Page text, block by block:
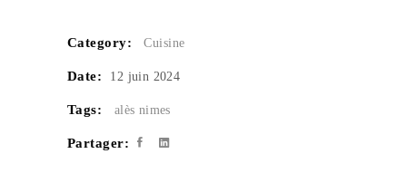
Category: Cuisine
Date: 12 juin 2024
Tags: alès nimes
Partager: